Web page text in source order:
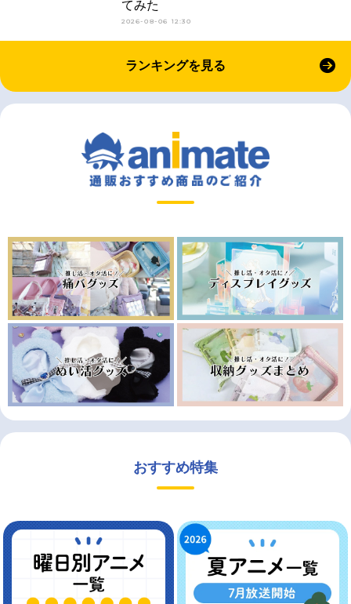
てみた
2026-08-06 12:30
ランキングを見る
おすすめ特集